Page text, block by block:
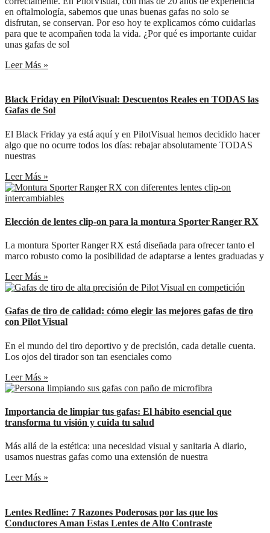
en oftalmología, sabemos que unas buenas gafas no solo se
disfrutan, se conservan. Por eso hoy te explicamos cómo cuidarlas
para que te acompañen toda la vida. ¿Por qué es importante cuidar
unas gafas de sol
Leer Más »
Black Friday en PilotVisual: Descuentos Reales en TODAS las
Gafas de Sol
El Black Friday ya está aquí y en PilotVisual hemos decidido hacer
algo que no ocurre todos los días: rebajar absolutamente TODAS
nuestras
Leer Más »
Elección de lentes clip‑on para la montura Sporter Ranger RX
La montura Sporter Ranger RX está diseñada para ofrecer tanto el
marco robusto como la posibilidad de adaptarse a lentes graduadas y
Leer Más »
Gafas de tiro de calidad: cómo elegir las mejores gafas de tiro
con Pilot Visual
En el mundo del tiro deportivo y de precisión, cada detalle cuenta.
Los ojos del tirador son tan esenciales como
Leer Más »
Importancia de limpiar tus gafas: El hábito esencial que
transforma tu visión y cuida tu salud
Más allá de la estética: una necesidad visual y sanitaria A diario,
usamos nuestras gafas como una extensión de nuestra
Leer Más »
Lentes Redline: 7 Razones Poderosas por las que los
Conductores Aman Estas Lentes de Alto Contraste